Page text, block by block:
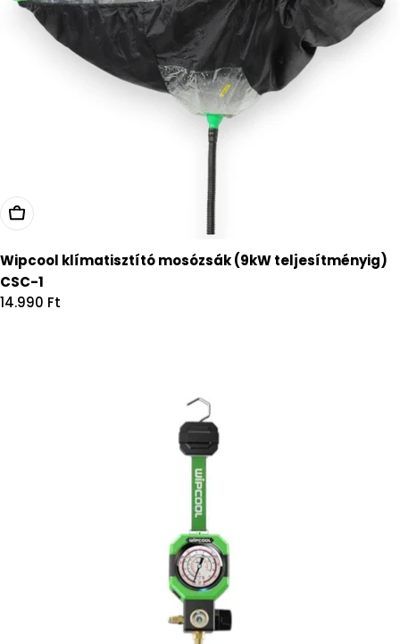
Kosárba
Wipcool klímatisztító mosózsák (9kW teljesítményig)
CSC-1
Regular
14.990 Ft